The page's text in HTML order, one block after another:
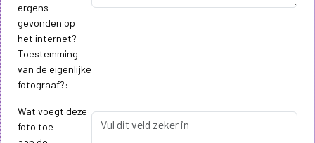
ergens
gevonden op
het internet?
Toestemming
van de eigenlijke
fotograaf?:
Wat voegt deze
foto toe